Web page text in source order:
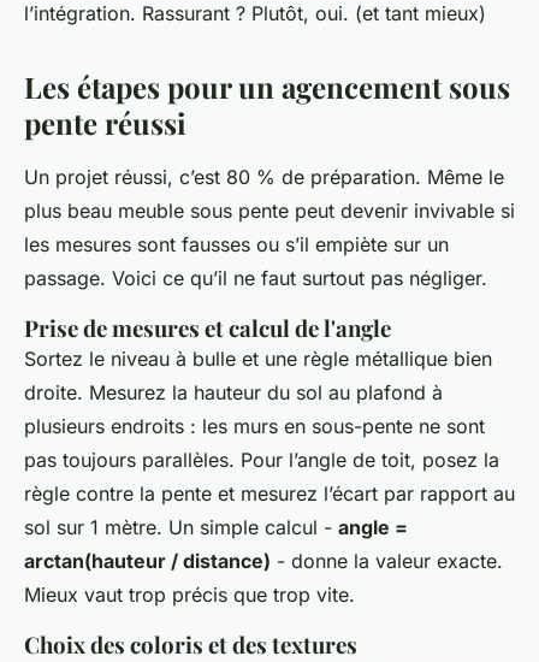
l’intégration. Rassurant ? Plutôt, oui. (et tant mieux)
Les étapes pour un agencement sous
pente réussi
Un projet réussi, c’est 80 % de préparation. Même le
plus beau meuble sous pente peut devenir invivable si
les mesures sont fausses ou s’il empiète sur un
passage. Voici ce qu’il ne faut surtout pas négliger.
Prise de mesures et calcul de l'angle
Sortez le niveau à bulle et une règle métallique bien
droite. Mesurez la hauteur du sol au plafond à
plusieurs endroits : les murs en sous-pente ne sont
pas toujours parallèles. Pour l’angle de toit, posez la
règle contre la pente et mesurez l’écart par rapport au
sol sur 1 mètre. Un simple calcul - angle =
arctan(hauteur / distance) - donne la valeur exacte.
Mieux vaut trop précis que trop vite.
Choix des coloris et des textures